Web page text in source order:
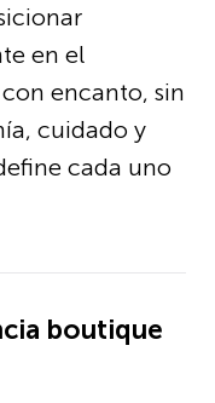
en el
encanto, sin
cuidado y
cada uno
boutique